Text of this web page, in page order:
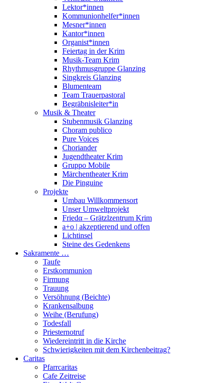
Lektor*innen
Kommunionhelfer*innen
Mesner*innen
Kantor*innen
Organist*innen
Feiertag in der Krim
Musik-Team Krim
Rhythmusgruppe Glanzing
Singkreis Glanzing
Blumenteam
Team Trauerpastoral
Begräbnisleiter*in
Musik & Theater
Stubenmusik Glanzing
Choram publico
Pure Voices
Choriander
Jugendtheater Krim
Gruppo Mobile
Märchentheater Krim
Die Pinguine
Projekte
Umbau Willkommensort
Unser Umweltprojekt
Friedα – Grätzlzentrum Krim
a+o | akzeptierend und offen
Lichtinsel
Steine des Gedenkens
Sakramente …
Taufe
Erstkommunion
Firmung
Trauung
Versöhnung (Beichte)
Krankensalbung
Weihe (Berufung)
Todesfall
Priesternotruf
Wiedereintritt in die Kirche
Schwierigkeiten mit dem Kirchenbeitrag?
Caritas
Pfarrcaritas
Cafe Zeitreise